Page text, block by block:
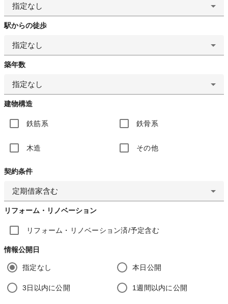
指定なし
駅からの徒歩
指定なし
築年数
指定なし
建物構造
鉄筋系 鉄骨系
木造 その他
契約条件
定期借家含む
リフォーム・リノベーション
リフォーム・リノベーション済/予定含む
情報公開日
指定なし 本日公開
3日以内に公開 1週間以内に公開